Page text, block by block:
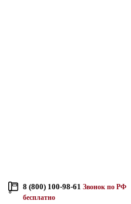
8 (800) 100-98-61 Звонок по РФ
бесплатно